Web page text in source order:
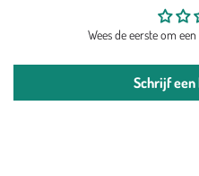
Wees de eerste om
Schrijf